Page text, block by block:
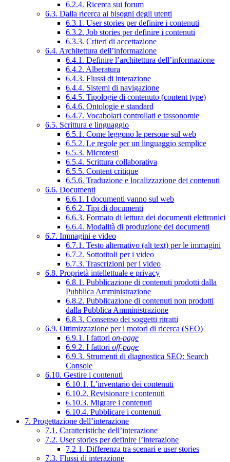
6.2.4. Ricerca sui forum
6.3. Dalla ricerca ai bisogni degli utenti
6.3.1. User stories per definire i contenuti
6.3.2. Job stories per definire i contenuti
6.3.3. Criteri di accettazione
6.4. Architettura dell’informazione
6.4.1. Definire l’architettura dell’informazione
6.4.2. Alberatura
6.4.3. Flussi di interazione
6.4.4. Sistemi di navigazione
6.4.5. Tipologie di contenuto (content type)
6.4.6. Ontologie e standard
6.4.7. Vocabolari controllati e tassonomie
6.5. Scrittura e linguaggio
6.5.1. Come leggono le persone sul web
6.5.2. Le regole per un linguaggio semplice
6.5.3. Microtesti
6.5.4. Scrittura collaborativa
6.5.5. Content critique
6.5.6. Traduzione e localizzazione dei contenuti
6.6. Documenti
6.6.1. I documenti vanno sul web
6.6.2. Tipi di documenti
6.6.3. Formato di lettura dei documenti elettronici
6.6.4. Modalità di produzione dei documenti
6.7. Immagini e video
6.7.1. Testo alternativo (alt text) per le immagini
6.7.2. Sottotitoli per i video
6.7.3. Trascrizioni per i video
6.8. Proprietà intellettuale e privacy
6.8.1. Pubblicazione di contenuti prodotti dalla
Pubblica Amministrazione
6.8.2. Pubblicazione di contenuti non prodotti
dalla Pubblica Amministrazione
6.8.3. Consenso dei soggetti ritratti
6.9. Ottimizzazione per i motori di ricerca (SEO)
6.9.1. I fattori on-page
6.9.2. I fattori off-page
6.9.3. Strumenti di diagnostica SEO: Search
Console
6.10. Gestire i contenuti
6.10.1. L’inventario dei contenuti
6.10.2. Revisionare i contenuti
6.10.3. Migrare i contenuti
6.10.4. Pubblicare i contenuti
7. Progettazione dell’interazione
7.1. Caratteristiche dell’interazione
7.2. User stories per definire l’interazione
7.2.1. Differenza tra scenari e user stories
7.3. Flussi di interazione